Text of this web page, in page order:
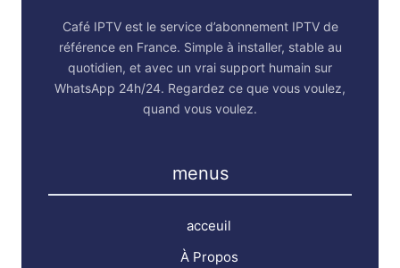
Café IPTV est le service d’abonnement IPTV de
référence en France. Simple à installer, stable au
quotidien, et avec un vrai support humain sur
WhatsApp 24h/24. Regardez ce que vous voulez,
quand vous voulez.
menus
acceuil
À Propos